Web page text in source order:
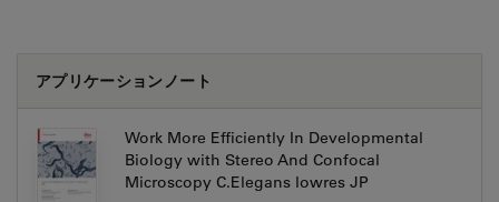
アプリケーションノート
Work More Efficiently In Developmental
Biology with Stereo And Confocal
Microscopy C.Elegans lowres JP